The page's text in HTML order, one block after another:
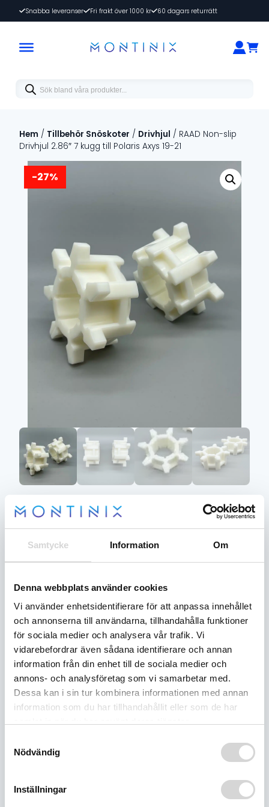
Samtycke Information Om
Denna webbplats använder cookies
Vi använder enhetsidentifierare för att anpassa innehållet
och annonserna till användarna, tillhandahålla funktioner
för sociala medier och analysera vår trafik. Vi
vidarebefordrar även sådana identifierare och annan
information från din enhet till de sociala medier och
annons- och analysföretag som vi samarbetar med.
Dessa kan i sin tur kombinera informationen med annan
information som du har tillhandahållit eller som de har
Nödvändig
Inställningar
Snabba leveranser Fri frakt över 1000 kr 60 dagars returrätt
Products
search
Hem / Tillbehör Snöskoter / Drivhjul / RAAD Non-slip
Drivhjul 2.86″ 7 kugg till Polaris Axys 19-21
-27%
RAAD
RAAD Non-slip Drivhjul
2.86″ 7 kugg till Polaris
Det
ursprungliga
priset
var:
5
995 kr.
4 395
Det
nuvarande
priset
är:
4
395 kr.
Artikelnummer:
Recensioner
(0)
BESKRIVNING